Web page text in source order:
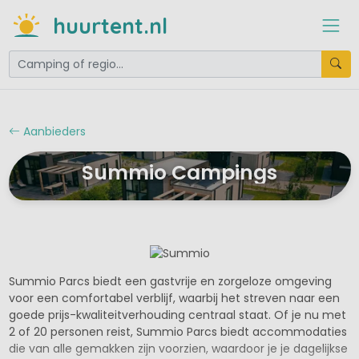
huurtent.nl
Aanbieders
Summio Campings
Summio Parcs biedt een gastvrije en zorgeloze omgeving
voor een comfortabel verblijf, waarbij het streven naar een
goede prijs-kwaliteitverhouding centraal staat. Of je nu met
2 of 20 personen reist, Summio Parcs biedt accommodaties
die van alle gemakken zijn voorzien, waardoor je je dagelijkse